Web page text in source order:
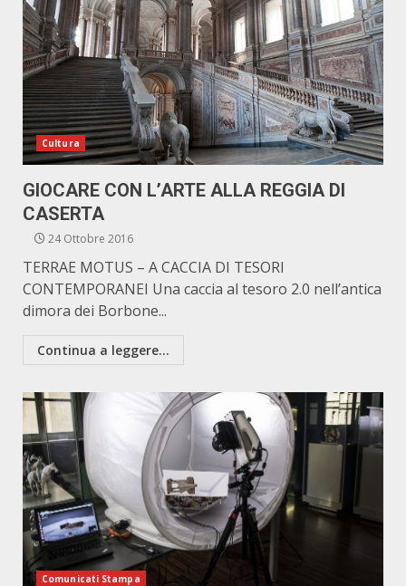
Cultura
GIOCARE CON L’ARTE ALLA REGGIA DI
CASERTA
24 Ottobre 2016
TERRAE MOTUS – A CACCIA DI TESORI
CONTEMPORANEI Una caccia al tesoro 2.0 nell’antica
dimora dei Borbone...
Continua a leggere...
Comunicati Stampa